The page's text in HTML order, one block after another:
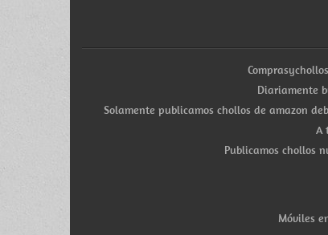
Diariamente
Solamente publicamos chollos de amazon
A
Publicamos chollos
Móviles